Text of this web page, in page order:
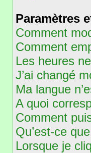
Paramètres
Comment
Comment
Les heures
J’ai changé
Ma langue
A quoi
Comment
Qu’est-ce
Lorsque je